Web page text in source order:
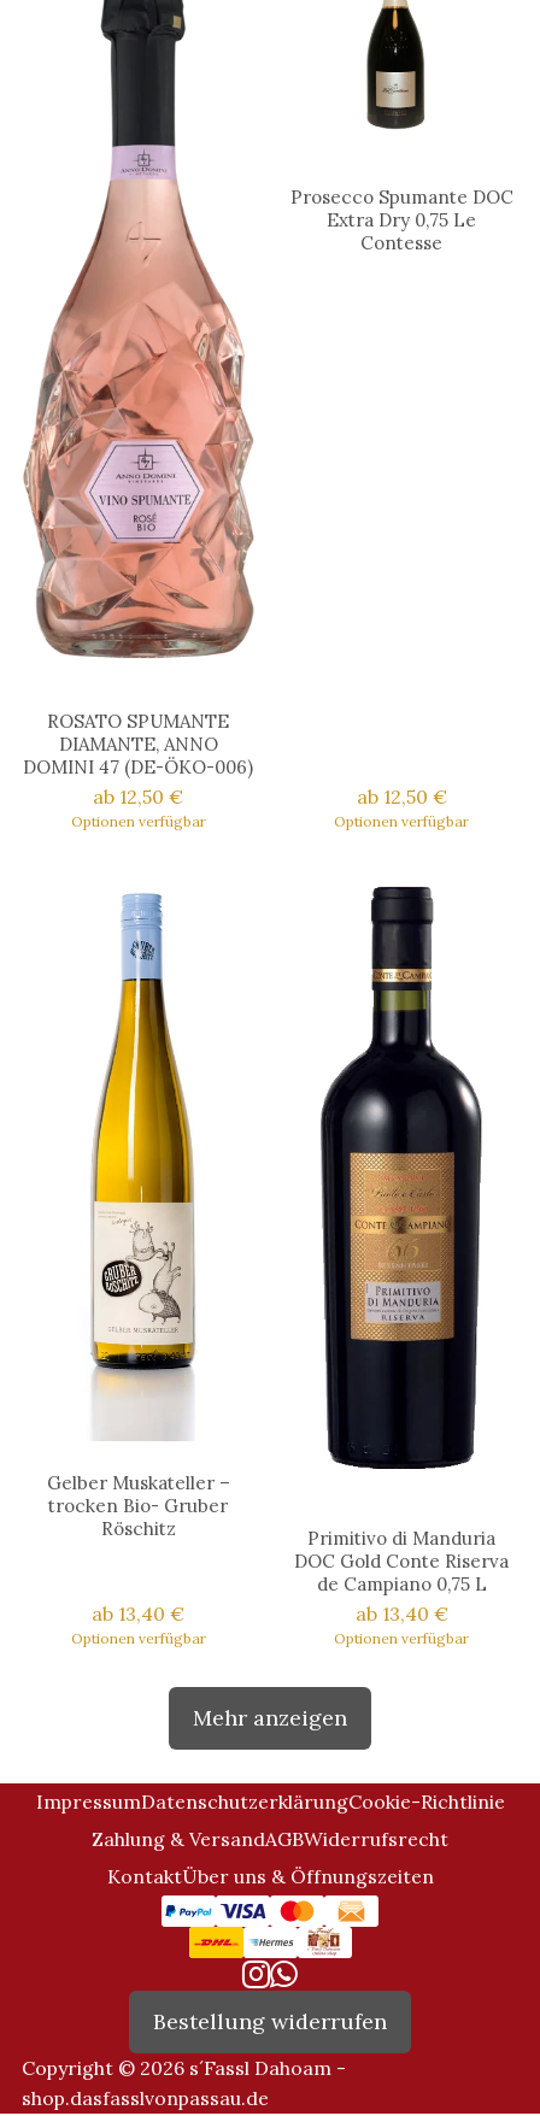
ROSATO SPUMANTE
DIAMANTE, ANNO
DOMINI 47 (DE-ÖKO-006)
ab 12,50 €
Optionen verfügbar
Prosecco Spumante DOC
Extra Dry 0,75 Le
Contesse
ab 12,50 €
Optionen verfügbar
Gelber Muskateller –
trocken Bio- Gruber
Röschitz
ab 13,40 €
Optionen verfügbar
Primitivo di Manduria
DOC Gold Conte Riserva
de Campiano 0,75 L
ab 13,40 €
Optionen verfügbar
Mehr anzeigen
ImpressumDatenschutzerklärungCookie-Richtlinie
Zahlung & VersandAGBWiderrufsrecht
KontaktÜber uns & Öffnungszeiten
Bestellung widerrufen
Copyright © 2026 s´Fassl Dahoam -
shop.dasfasslvonpassau.de